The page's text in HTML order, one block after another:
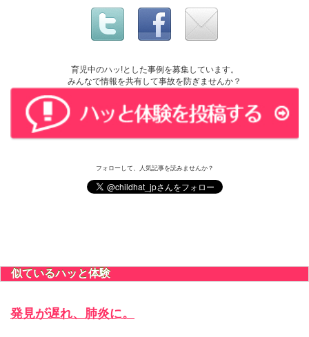
育児中のハッ!とした事例を募集しています。
みんなで情報を共有して事故を防ぎませんか？
フォローして、人気記事を読みませんか？
似ているハッと体験
発見が遅れ、肺炎に。